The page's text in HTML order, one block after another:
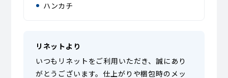
ハンカチ
リネットより
いつもリネットをご利用いただき、誠にあり
がとうございます。仕上がりや梱包時のメッ